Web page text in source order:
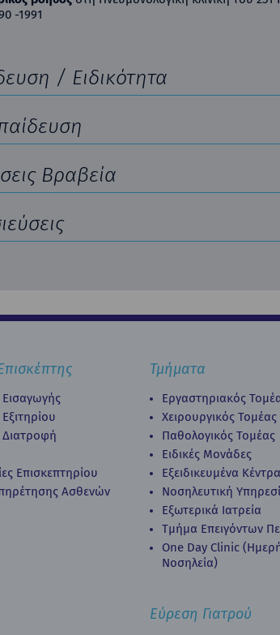
-1991
/ Ειδικότητα
Βραβεία
Εισαγωγής
Επισκεπτηρίου
Ασθενών
Τμήματα
Εργαστηριακός
Χειρουργικός Τομέας
Παθολογικός Τομέας
Ειδικές Μονάδες
Εξειδικευμένα Κέντρα
Νοσηλευτική
Εξωτερικά Ιατρεία
Τμήμα Επειγόντων
Οne Day Clinic
Νοσηλεία)
Εύρεση Γιατρού